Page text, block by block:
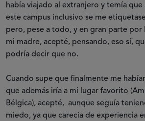
había viajado al extranjero y temía que
este campus inclusivo se me
pero, pese a todo, y en gran parte por
mi madre, acepté, pensando, eso sí,
podría decir que no.
Cuando supe que finalmente me
que además iría a mi lugar favorito
Bélgica), acepté, aunque seguía
miedo, ya que carecía de experiencia